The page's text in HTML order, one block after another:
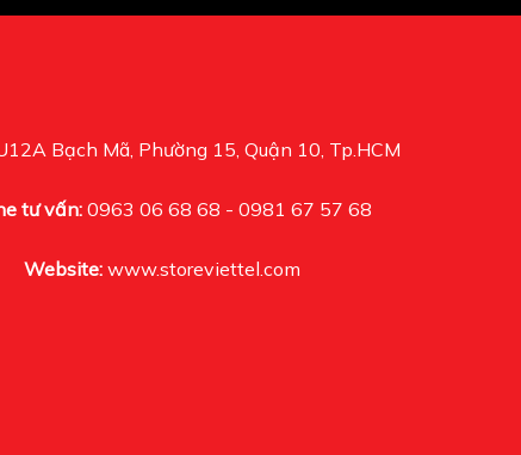
Bạch Mã, Phường 15, Quận 10, Tp.HCM
tư vấn: 0963 06 68 68 - 0981 67 57 68
Website: www.storeviettel.com